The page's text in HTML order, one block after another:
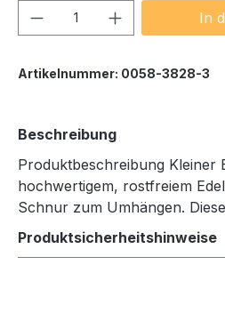
Produkt Anzahl: In
Artikelnummer: 0058-3828-3
Beschreibung
Produktbeschreibung Kleiner
hochwertigem, rostfreiem
Schnur zum Umhängen.
Produktsicherheitshinweise